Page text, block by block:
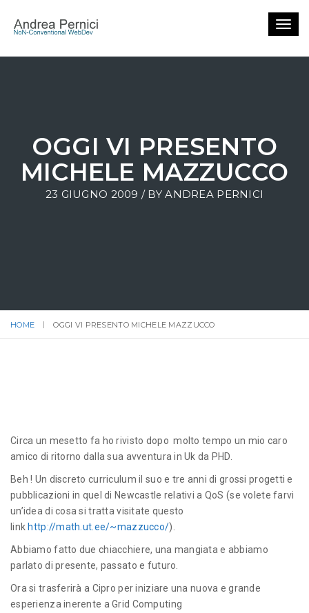
OGGI VI PRESENTO
MICHELE MAZZUCCO
23 GIUGNO 2009 / BYANDREA PERNICI
HOME OGGI VI PRESENTO MICHELE MAZZUCCO
Circa un mesetto fa ho rivisto dopo molto tempo un mio caro
amico di ritorno dalla sua avventura in Uk da PHD.
Beh ! Un discreto curriculum il suo e tre anni di grossi progetti e
pubblicazioni in quel di Newcastle relativi a QoS (se volete farvi
un’idea di cosa si tratta visitate questo
link http://math.ut.ee/~mazzucco/).
Abbiamo fatto due chiacchiere, una mangiata e abbiamo
parlato di presente, passato e futuro.
Ora si trasferirà a Cipro per iniziare una nuova e grande
esperienza inerente a Grid Computing